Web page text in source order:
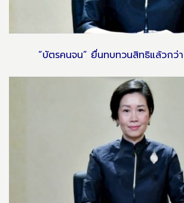
“บัตรคนจน” ยื่นทบทวนสิทธิแล้วกว่